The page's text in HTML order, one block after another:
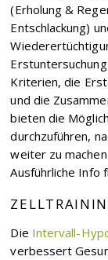
(Erholung &
Entschlackung)
Kriterien, die
und die
bieten die
durchzuführen,
weiter zu
Ausführliche Info
Die Intervall-
verbessert